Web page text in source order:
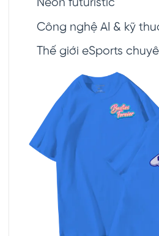
Neon futuristic
Công nghệ AI & kỹ
Thế giới eSports